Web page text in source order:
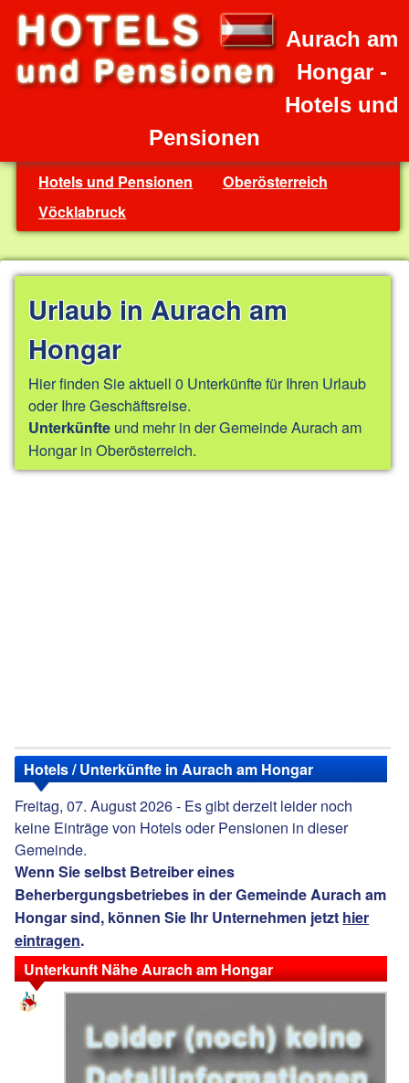
Aurach am
Hongar -
Hotels und
Pensionen
Hotels und Pensionen
Oberösterreich
Vöcklabruck
Urlaub in Aurach am
Hongar
Hier finden Sie aktuell 0 Unterkünfte für Ihren Urlaub
oder Ihre Geschäftsreise.
Unterkünfte und mehr in der Gemeinde Aurach am
Hongar in Oberösterreich.
Hotels / Unterkünfte in Aurach am Hongar
Freitag, 07. August 2026 - Es gibt derzeit leider noch
keine Einträge von Hotels oder Pensionen in dieser
Gemeinde.
Wenn Sie selbst Betreiber eines
Beherbergungsbetriebes in der Gemeinde Aurach am
Hongar sind, können Sie Ihr Unternehmen jetzt hier
eintragen.
Unterkunft Nähe Aurach am Hongar